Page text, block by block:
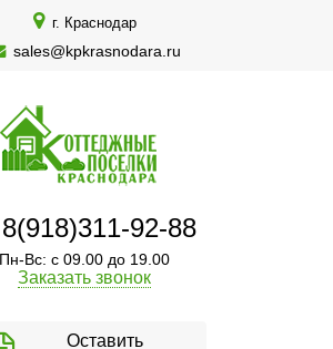
г. Краснодар
sales@kpkrasnodara.ru
8(918)311-92-88
Пн-Вс: с 09.00 до 19.00
Заказать звонок
Оставить